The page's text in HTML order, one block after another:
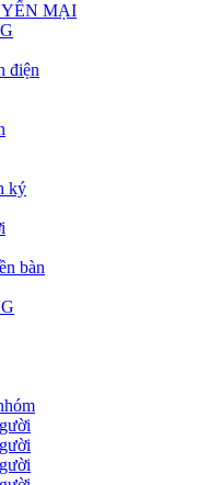
MẠI
điện
ký
bàn